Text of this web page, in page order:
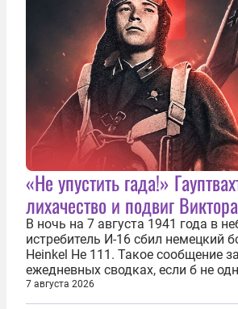
«Не упустить гада!»
лихачество и подвиг
В ночь на 7 августа 1941 года в
истребитель И-16 сбил немецкий
Heinkel He 111. Такое сообщение
ежедневных сводках, если б не
обстоятельство. Это был один из
истории отечественной авиации
7 августа 2026